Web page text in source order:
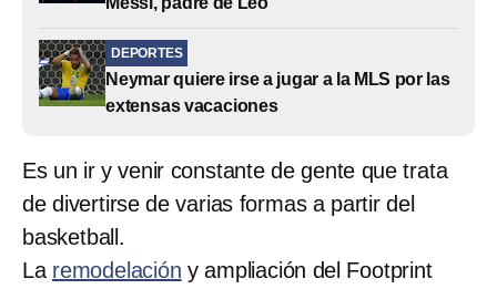
DEPORTES
Neymar quiere irse a jugar a la MLS por las
extensas vacaciones
Es un ir y venir constante de gente que trata
de divertirse de varias formas a partir del
basketball.
La remodelación y ampliación del Footprint